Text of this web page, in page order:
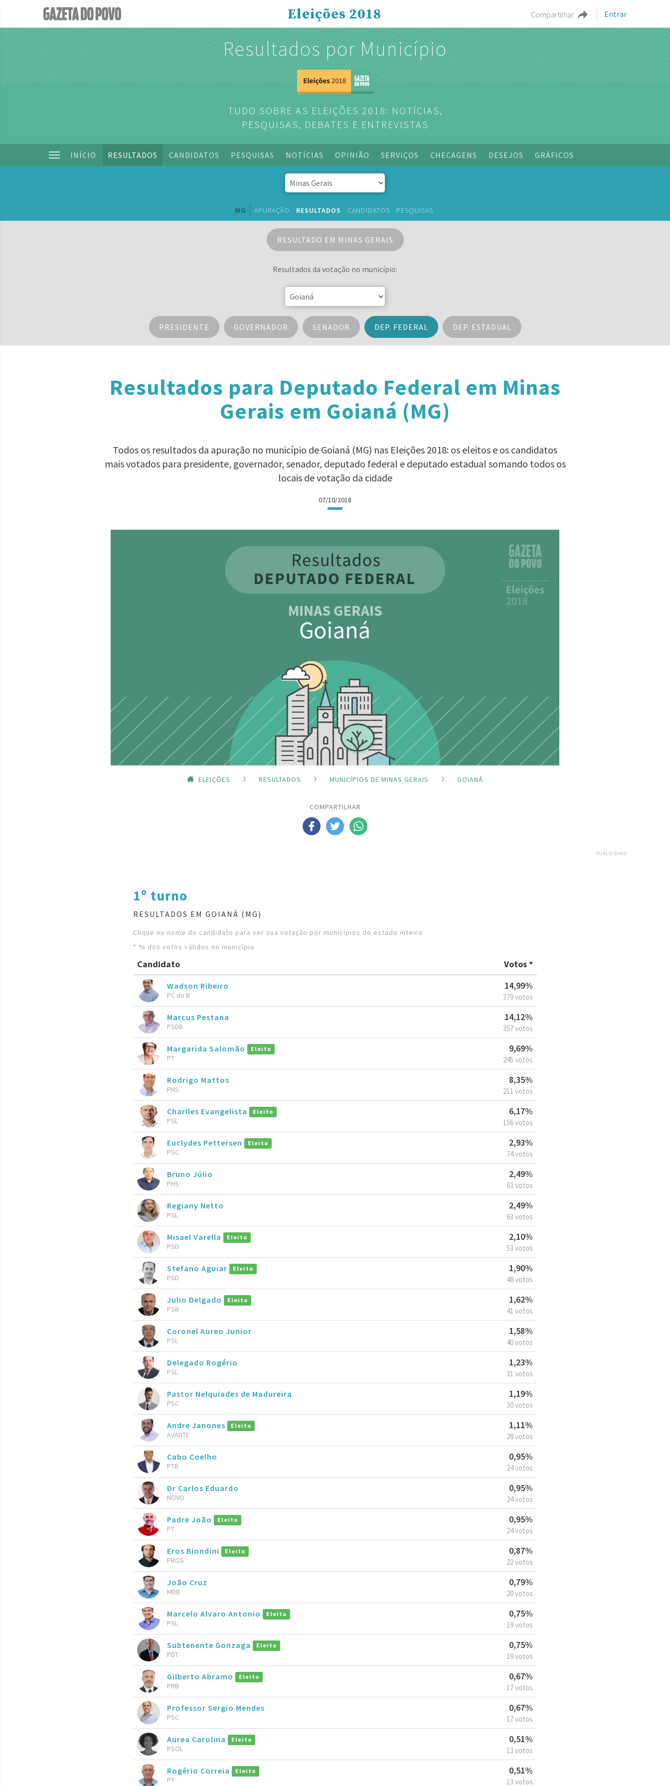
Compartilhar Entrar
Eleições 2018
Resultados por Município
TUDO SOBRE AS ELEIÇÕES 2018: NOTÍCIAS,
PESQUISAS, DEBATES E ENTREVISTAS
INÍCIO RESULTADOS CANDIDATOS PESQUISAS NOTÍCIAS OPINIÃO SERVIÇOS CHECAGENS DESEJOS GRÁFICOS
MG APURAÇÃO RESULTADOS CANDIDATOS PESQUISAS
RESULTADO EM MINAS GERAIS
Resultados da votação no município:
PRESIDENTE GOVERNADOR SENADOR DEP. FEDERAL DEP. ESTADUAL
Resultados para Deputado Federal em Minas
Gerais em Goianá (MG)
Todos os resultados da apuração no município de Goianá (MG) nas Eleições 2018: os eleitos e os candidatos
mais votados para presidente, governador, senador, deputado federal e deputado estadual somando todos os
locais de votação da cidade
07/10/2018
ELEIÇÕES RESULTADOS MUNICÍPIOS DE MINAS GERAIS GOIANÁ
COMPARTILHAR
PUBLICIDADE
1º turno
RESULTADOS EM GOIANÁ (MG)
Clique no nome do candidato para ver sua votação por municípios do estado inteiro
* % dos votos válidos no município
Candidato Votos *
Wadson Ribeiro
PC do B
14,99%
379 votos
Marcus Pestana
PSDB
14,12%
357 votos
Margarida Salomão Eleito
PT
9,69%
245 votos
Rodrigo Mattos
PHS
8,35%
211 votos
Charlles Evangelista Eleito
PSL
6,17%
156 votos
Euclydes Pettersen Eleito
PSC
2,93%
74 votos
Bruno Júlio
PHS
2,49%
63 votos
Regiany Netto
PSL
2,49%
63 votos
Misael Varella Eleito
PSD
2,10%
53 votos
Stefano Aguiar Eleito
PSD
1,90%
48 votos
Julio Delgado Eleito
PSB
1,62%
41 votos
Coronel Aureo Junior
PSL
1,58%
40 votos
Delegado Rogério
PSL
1,23%
31 votos
Pastor Nelquiades de Madureira
PSC
1,19%
30 votos
Andre Janones Eleito
AVANTE
1,11%
28 votos
Cabo Coelho
PTB
0,95%
24 votos
Dr Carlos Eduardo
NOVO
0,95%
24 votos
Padre João Eleito
PT
0,95%
24 votos
Eros Biondini Eleito
PROS
0,87%
22 votos
João Cruz
MDB
0,79%
20 votos
Marcelo Alvaro Antonio Eleito
PSL
0,75%
19 votos
Subtenente Gonzaga Eleito
PDT
0,75%
19 votos
Gilberto Abramo Eleito
PRB
0,67%
17 votos
Professor Sergio Mendes
PSC
0,67%
17 votos
Aurea Carolina Eleito
PSOL
0,51%
13 votos
Rogério Correia Eleito
PT
0,51%
13 votos